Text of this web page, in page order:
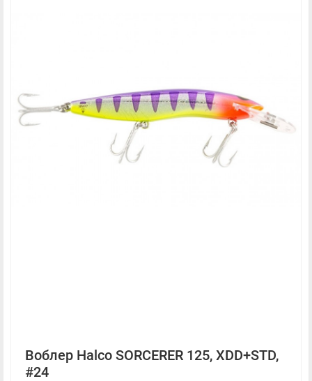
Воблер Halco SORCERER 125, XDD+STD,
#24